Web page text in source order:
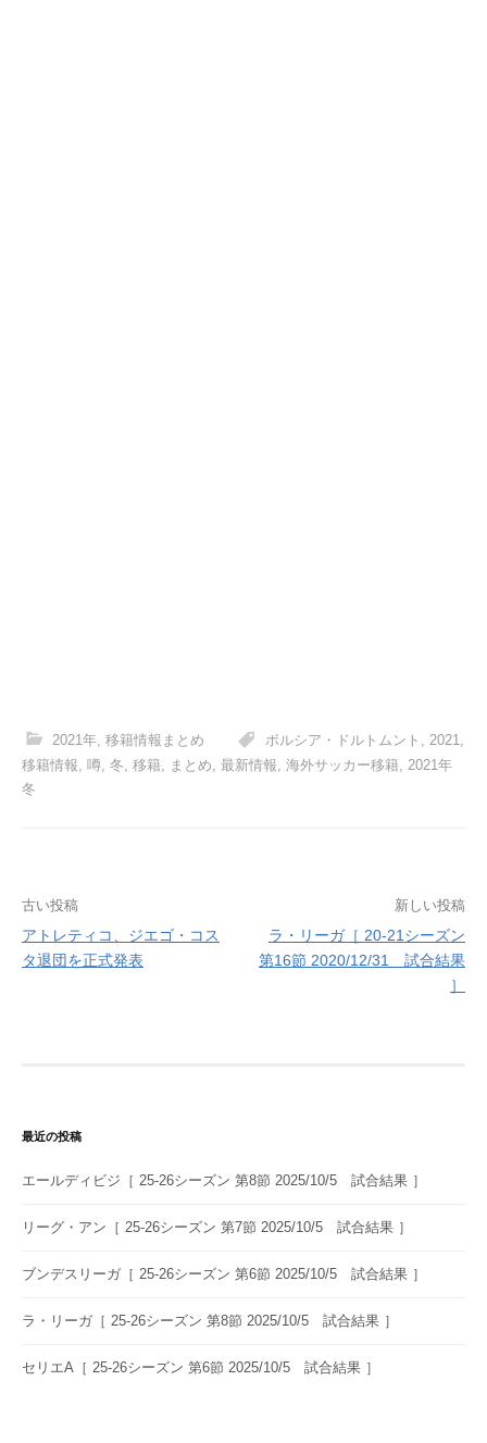
2021年 移籍情報まとめ ボルシア・ドルトムント 2021
移籍情報, 噂, 冬, 移籍, まとめ, 最新情報, 海外サッカー移籍, 2021年
冬
投
稿
シ
ョ
古い投稿
アトレティコ、ジエゴ・コス
タ退団を正式発表
新しい投稿
ラ・リーガ［ 20-21シーズン
第16節 2020/12/31 試合結果
］
最近の投稿
エールディビジ［ 25-26シーズン 第8節 2025/10/5 試合結果 ］
リーグ・アン［ 25-26シーズン 第7節 2025/10/5 試合結果 ］
ブンデスリーガ［ 25-26シーズン 第6節 2025/10/5 試合結果 ］
ラ・リーガ［ 25-26シーズン 第8節 2025/10/5 試合結果 ］
セリエA［ 25-26シーズン 第6節 2025/10/5 試合結果 ］